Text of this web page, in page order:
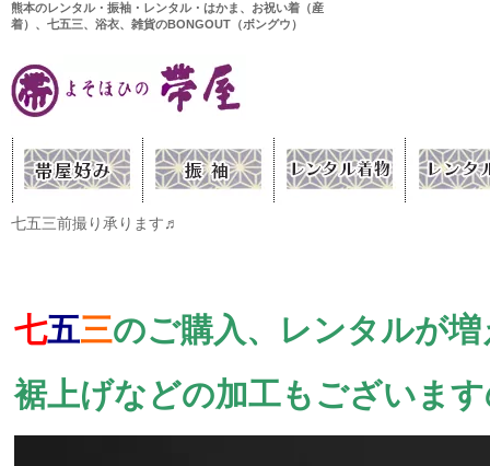
熊本のレンタル・振袖・レンタル・はかま、お祝い着（産
着）、七五三、浴衣、雑貨のBONGOUT（ボングウ）
七五三前撮り承ります♬
七五三のご購入、レンタルが
裾上げなどの加工もございま